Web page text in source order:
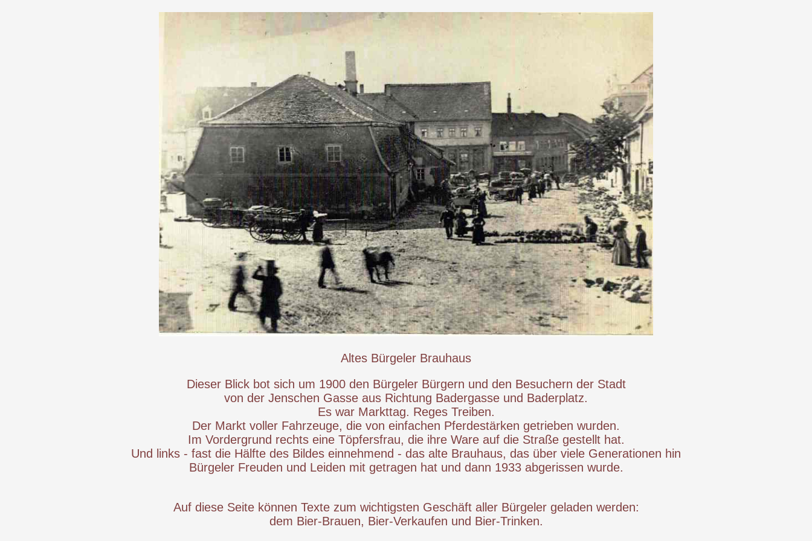
Altes Bürgeler Brauhaus
Dieser Blick bot sich um 1900 den Bürgeler Bürgern und den Besuchern der Stadt
von der Jenschen Gasse aus Richtung Badergasse und Baderplatz.
Es war Markttag. Reges Treiben.
Der Markt voller Fahrzeuge, die von einfachen Pferdestärken getrieben wurden.
Im Vordergrund rechts eine Töpfersfrau, die ihre Ware auf die Straße gestellt hat.
Und links - fast die Hälfte des Bildes einnehmend - das alte Brauhaus, das über viele Generationen hin
Bürgeler Freuden und Leiden mit getragen hat und dann 1933 abgerissen wurde.
Auf diese Seite können Texte zum wichtigsten Geschäft aller Bürgeler geladen werden:
dem Bier-Brauen, Bier-Verkaufen und Bier-Trinken.